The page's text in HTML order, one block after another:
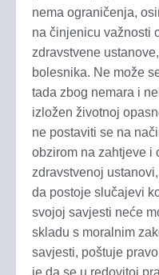
nema ograničenja,
na činjenicu važnosti
zdravstvene
bolesnika. Ne može
tada zbog nemara i
izložen životnoj
ne postaviti se na
obzirom na zahtjeve i
zdravstvenoj
da postoje slučajevi
svojoj savjesti neće
skladu s moralnim
savjesti, poštuje
je da se u redovitoj